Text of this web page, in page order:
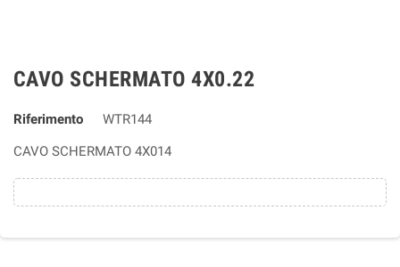
CAVO SCHERMATO 4X0.22
Riferimento
WTR144
CAVO SCHERMATO 4X014